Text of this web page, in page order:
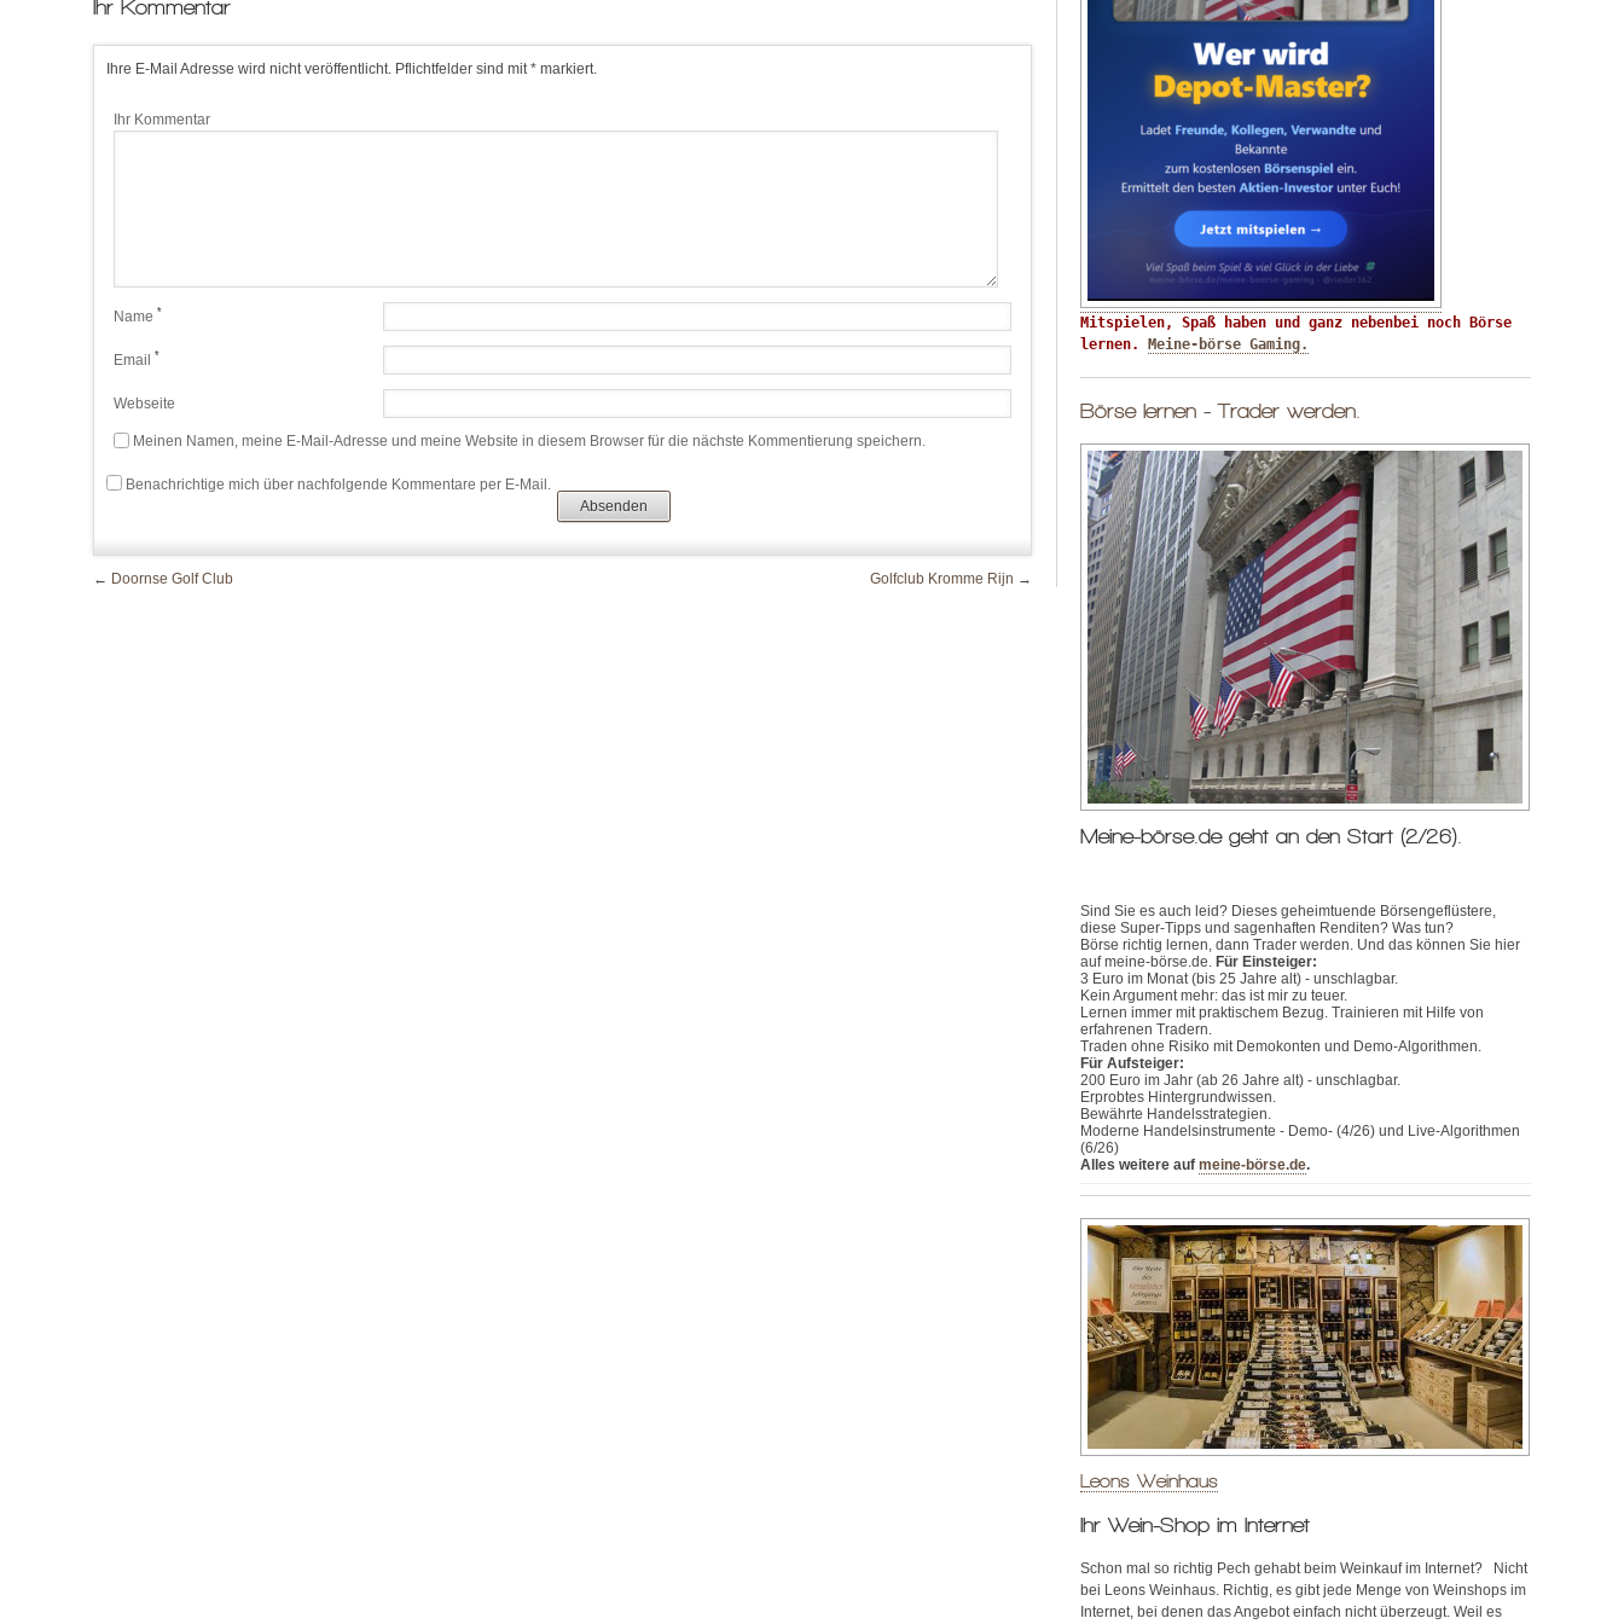
Ihr Kommentar
Ihre E-Mail Adresse wird nicht veröffentlicht. Pflichtfelder sind mit * markiert.
Ihr Kommentar
Name *
Email *
Webseite
Meinen Namen, meine E-Mail-Adresse und meine Website in diesem Browser für die nächste Kommentierung speichern.
Benachrichtige mich über nachfolgende Kommentare per E-Mail.
← Doornse Golf Club Golfclub Kromme Rijn →
Mitspielen, Spaß haben und ganz nebenbei noch Börse
lernen.
Meine-börse Gaming.
Börse lernen - Trader werden.
Meine-börse.de geht an den Start (2/26).
Sind Sie es auch leid? Dieses geheimtuende Börsengeflüstere,
diese Super-Tipps und sagenhaften Renditen? Was tun?
Börse richtig lernen, dann Trader werden. Und das können Sie hier
auf meine-börse.de. Für Einsteiger:
3 Euro im Monat (bis 25 Jahre alt) - unschlagbar.
Kein Argument mehr: das ist mir zu teuer.
Lernen immer mit praktischem Bezug. Trainieren mit Hilfe von
erfahrenen Tradern.
Traden ohne Risiko mit Demokonten und Demo-Algorithmen.
Für Aufsteiger:
200 Euro im Jahr (ab 26 Jahre alt) - unschlagbar.
Erprobtes Hintergrundwissen.
Bewährte Handelsstrategien.
Moderne Handelsinstrumente - Demo- (4/26) und Live-Algorithmen
(6/26)
Alles weitere aufmeine-börse.de.
Leons Weinhaus
Ihr Wein-Shop im Internet
Schon mal so richtig Pech gehabt beim Weinkauf im Internet? Nicht
bei Leons Weinhaus. Richtig, es gibt jede Menge von Weinshops im
Internet, bei denen das Angebot einfach nicht überzeugt. Weil es